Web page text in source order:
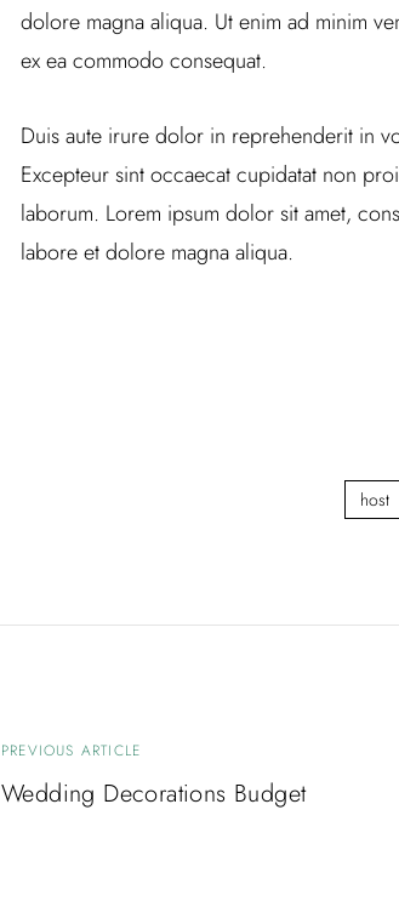
dolore magna aliqua. Ut enim ad minim
ex ea commodo consequat.
Duis aute irure dolor in reprehenderit in
Excepteur sint occaecat cupidatat non
laborum. Lorem ipsum dolor sit amet,
labore et dolore magna aliqua.
host
PREVIOUS ARTICLE
Wedding Decorations Budget